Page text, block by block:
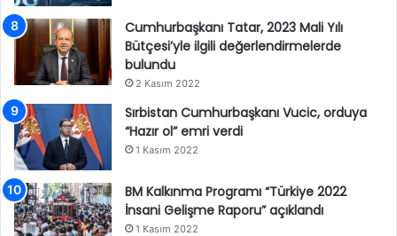
Cumhurbaşkanı Tatar, 2023 Mali Yılı
Bütçesi’yle ilgili değerlendirmelerde
bulundu
2 Kasım 2022
Sırbistan Cumhurbaşkanı Vucic, orduya
“Hazır ol” emri verdi
1 Kasım 2022
BM Kalkınma Programı “Türkiye 2022
İnsani Gelişme Raporu” açıklandı
1 Kasım 2022